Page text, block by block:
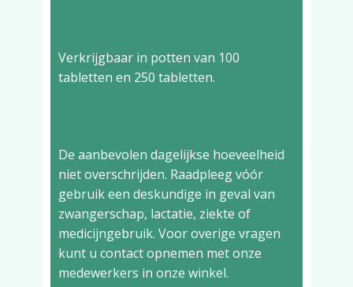
Verkrijgbaar in potten van 100
tabletten en 250 tabletten.
De aanbevolen dagelijkse hoeveelheid
niet overschrijden. Raadpleeg vóór
gebruik een deskundige in geval van
zwangerschap, lactatie, ziekte of
medicijngebruik. Voor overige vragen
kunt u contact opnemen met onze
medewerkers in onze winkel.